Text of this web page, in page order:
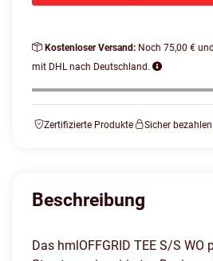
Kostenloser Versand: Noch 75,00 €
mit DHL nach Deutschland.
Zertifizierte Produkte Sicher bezahlen
Beschreibung
Das hmlOFFGRID TEE S/S WO